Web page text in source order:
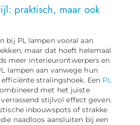
praktisch, maar ook
bij PL lampen vooral aan
maar dat hoeft helemaal
meer interieurontwerpers en
lampen aan vanwege hun
stralingshoek. Een PL
met het juiste
stijlvol effect geven.
inbouwspots of strakke
naadloos aansluiten bij een